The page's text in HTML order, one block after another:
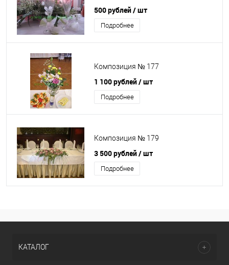
500 рублей/ шт
Подробнее
Композиция № 177
1 100 рублей/ шт
Подробнее
Композиция № 179
3 500 рублей/ шт
Подробнее
КАТАЛОГ